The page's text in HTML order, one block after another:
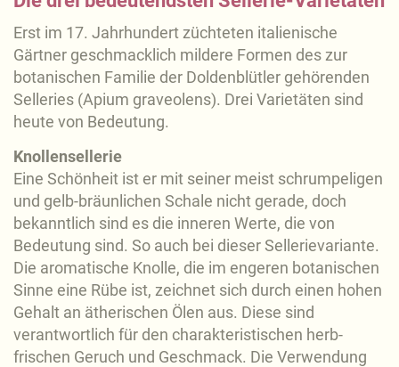
Erst im 17. Jahrhundert züchteten italienische
Gärtner geschmacklich mildere Formen des zur
botanischen Familie der Doldenblütler gehörenden
Selleries (Apium graveolens). Drei Varietäten sind
heute von Bedeutung.
Knollensellerie
Eine Schönheit ist er mit seiner meist schrumpeligen
und gelb-bräunlichen Schale nicht gerade, doch
bekanntlich sind es die inneren Werte, die von
Bedeutung sind. So auch bei dieser Sellerievariante.
Die aromatische Knolle, die im engeren botanischen
Sinne eine Rübe ist, zeichnet sich durch einen hohen
Gehalt an ätherischen Ölen aus. Diese sind
verantwortlich für den charakteristischen herb-
frischen Geruch und Geschmack. Die Verwendung